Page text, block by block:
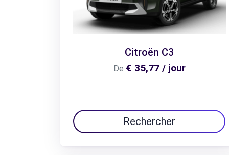
Citroën C3
De € 35,77 / jour
Rechercher